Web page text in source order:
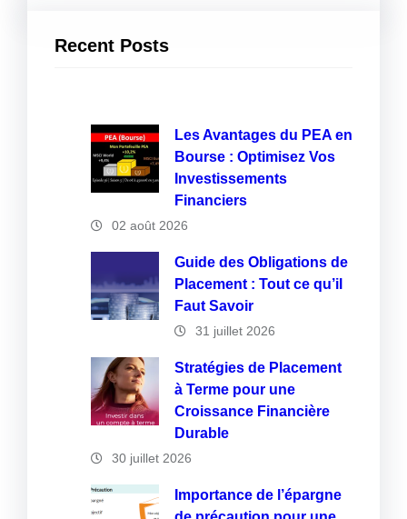
Recent Posts
Les Avantages du PEA en
Bourse : Optimisez Vos
Investissements
Financiers
02 août 2026
Guide des Obligations de
Placement : Tout ce qu’il
Faut Savoir
31 juillet 2026
Stratégies de Placement
à Terme pour une
Croissance Financière
Durable
30 juillet 2026
Importance de l’épargne